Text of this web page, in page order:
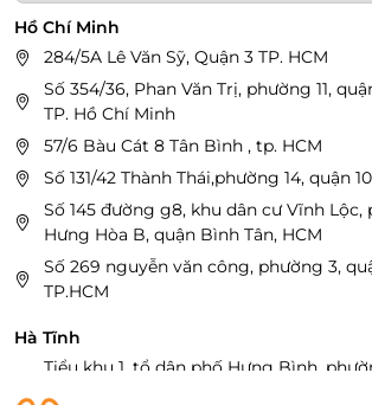
Hồ Chí Minh
284/5A Lê Văn Sỹ, Quận 3 TP. HCM
Số 354/36, Phan Văn Trị, phường 11,
TP. Hồ Chí Minh
57/6 Bàu Cát 8 Tân Bình , tp. HCM
Số 131/42 Thành Thái,phường 14, quận
Số 145 đường g8, khu dân cư Vĩnh
Hưng Hòa B, quận Bình Tân, HCM
Số 269 nguyễn văn công, phường 3,
TP.HCM
Hà Tĩnh
Tiểu khu 1, tổ dân phố Hưng Bình,
thị xã kỳ Anh, Tỉnh Hà Tĩnh